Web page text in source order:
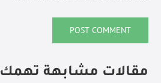
مقالات مشابهة تهمك